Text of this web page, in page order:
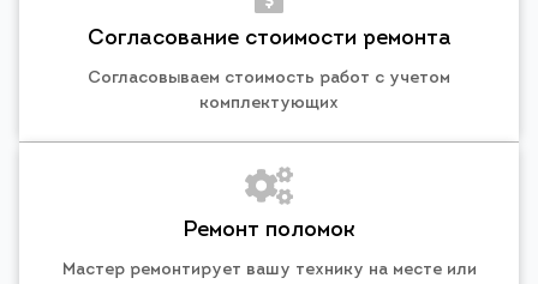
Согласование стоимости ремонта
Согласовываем стоимость работ с учетом
комплектующих
Ремонт поломок
Мастер ремонтирует вашу технику на месте или